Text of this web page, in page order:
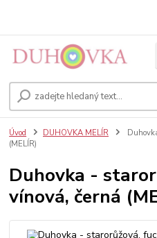
Úvod DUHOVKA MELÍR
(MELÍR)
Duhovka -
vínová, černá